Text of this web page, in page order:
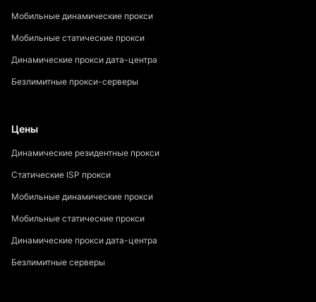
Мобильные динамические прокси
Мобильные статические прокси
Динамические прокси дата-центра
Безлимитные прокси-серверы
Цены
Динамические резидентные прокси
Статические ISP прокси
Мобильные динамические прокси
Мобильные статические прокси
Динамические прокси дата-центра
Безлимитные серверы